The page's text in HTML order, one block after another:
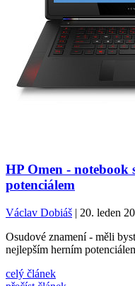
HP Omen - notebook
potenciálem
Václav Dobiáš | 20. leden
Osudové znamení - měli
nejlepším herním
celý článek